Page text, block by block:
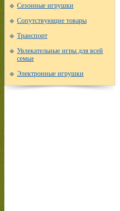
Сезонные игрушки
Сопутствующие товары
Транспорт
Увлекательные игры для всей
семьи
Электронные игрушки